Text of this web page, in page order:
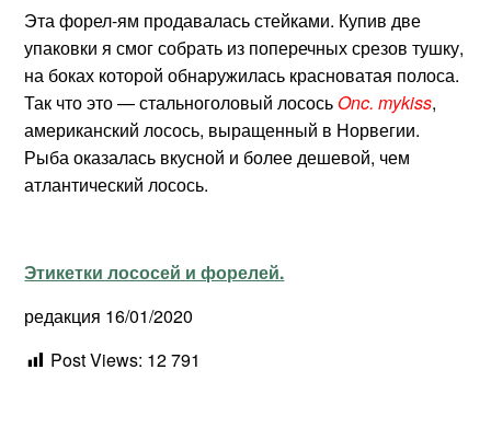
Эта форел-ям продавалась стейками. Купив две
упаковки я смог собрать из поперечных срезов тушку,
на боках которой обнаружилась красноватая полоса.
Так что это — стальноголовый лососьOnc. mykiss,
американский лосось, выращенный в Норвегии.
Рыба оказалась вкусной и более дешевой, чем
атлантический лосось.
Этикетки лососей и форелей.
редакция 16/01/2020
Post Views: 12 791